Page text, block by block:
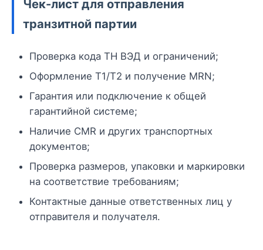
Чек-лист для отправления
транзитной партии
Проверка кода ТН ВЭД и ограничений;
Оформление T1/T2 и получение MRN;
Гарантия или подключение к общей
гарантийной системе;
Наличие CMR и других транспортных
документов;
Проверка размеров, упаковки и маркировки
на соответствие требованиям;
Контактные данные ответственных лиц у
отправителя и получателя.